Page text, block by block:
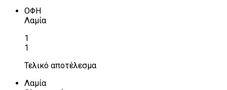
ΟΦΗ
Λαμία
1
1
Τελικό αποτέλεσμα
Λαμία